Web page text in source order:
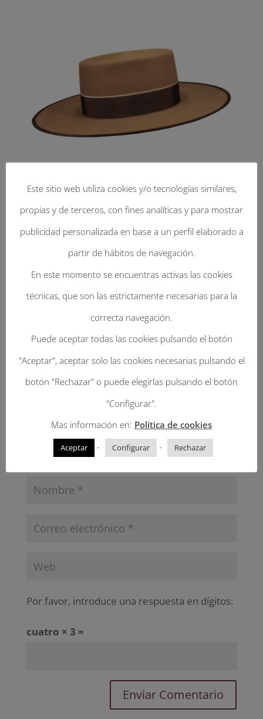
Enviar Un Comentario
Tu dirección de correo electrónico no será
Los campos obligatorios están
marcados con*
Por favor, introduce una respuesta en dígitos:
cuatro × 3 =
Este sitio web utiliza cookies y/o tecnologías similares,
propias y de terceros, con fines analíticas y para mostrar
publicidad personalizada en base a un perfil elaborado a
partir de hábitos de navegación.
En este momento se encuentras activas las cookies
técnicas, que son las estrictamente necesarias para la
correcta navegación.
Puede aceptar todas las cookies pulsando el botón
"Aceptar", aceptar solo las cookies necesarias pulsando el
botón "Rechazar" o puede elegirlas pulsando el botón
"Configurar".
Mas información en: Política de cookies
Aceptar - Configurar - Rechazar